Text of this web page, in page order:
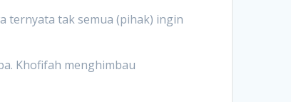
ternyata tak semua (pihak) ingin
Khofifah menghimbau